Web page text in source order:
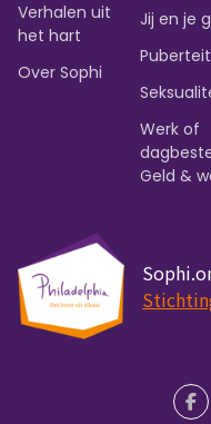
Verhalen uit
het hart
Over Sophi
Jij en je
Puberteit
Werk of
Geld &